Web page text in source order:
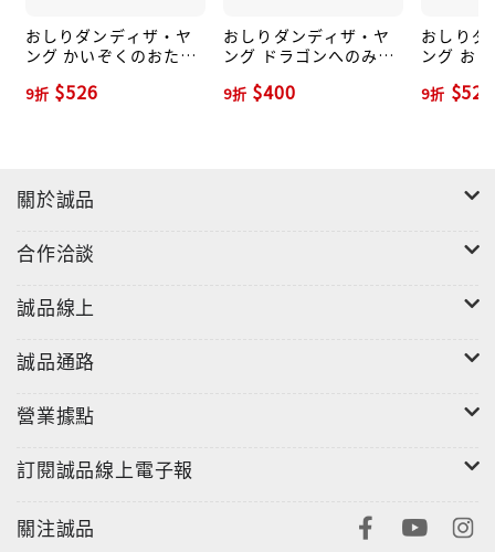
おしりダンディザ・ヤ
ング かいぞくのおたか
ディアドベンチャー 2
9折 $526
おしりダンディザ・ヤ
ング ドラゴンへのみち!
ンチャー 4
9折 $400
おしりダ
ング お
9折 $526
關於誠品
合作洽談
誠品線上
誠品通路
營業據點
訂閱誠品線上電子報
關注誠品